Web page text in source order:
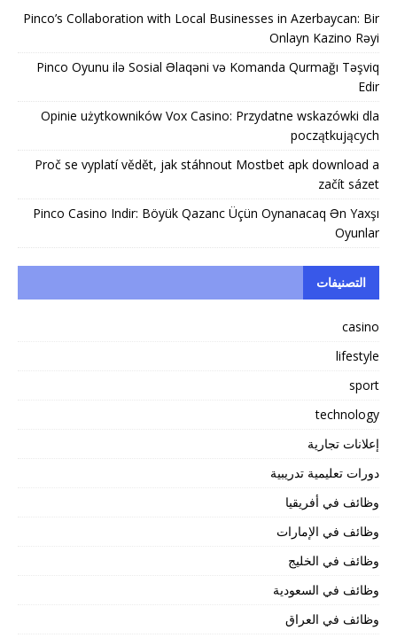
Pinco’s Collaboration with Local Businesses in Azerbaycan: Bir
Onlayn Kazino Rəyi
Pinco Oyunu ilə Sosial Əlaqəni və Komanda Qurmağı Təşviq
Edir
Opinie użytkowników Vox Casino: Przydatne wskazówki dla
początkujących
Proč se vyplatí vědět, jak stáhnout Mostbet apk download a
začít sázet
Pinco Casino Indir: Böyük Qazanc Üçün Oynanacaq Ən Yaxşı
Oyunlar
التصنيفات
casino
lifestyle
sport
technology
إعلانات تجارية
دورات تعليمية تدريبية
وظائف في أفريقيا
وظائف في الإمارات
وظائف في الخليج
وظائف في السعودية
وظائف في العراق